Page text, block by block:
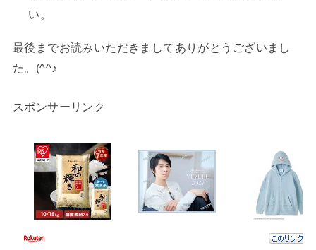
い。
最後までお読みいただきましてありがとうございまし
た。(^^♪
スポンサーリンク